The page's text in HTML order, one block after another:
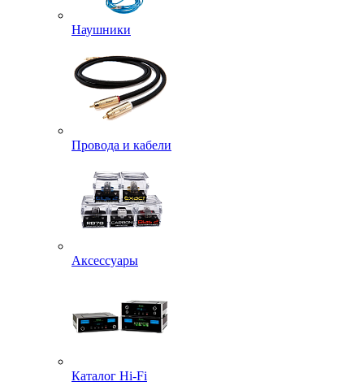
Наушники
Провода и кабели
Аксессуары
Каталог Hi-Fi